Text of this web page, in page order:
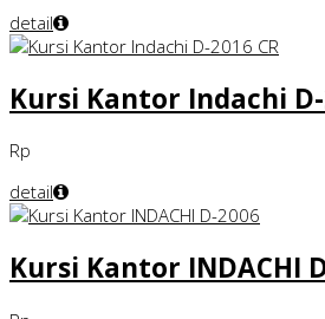
detail
Kursi Kantor Indachi D-
Rp
detail
Kursi Kantor INDACHI